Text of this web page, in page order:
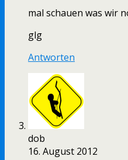
mal schauen was wir
glg
Antworten
dob
16. August 2012